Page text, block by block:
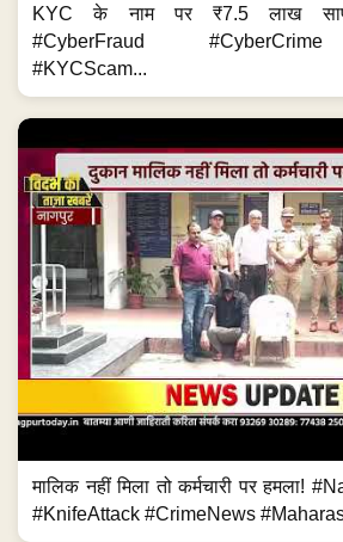
KYC के नाम पर ₹7.5 लाख
#CyberFraud
#KYCScam...
मालिक नहीं मिला तो कर्मचारी पर हमला!
#KnifeAttack #CrimeNews